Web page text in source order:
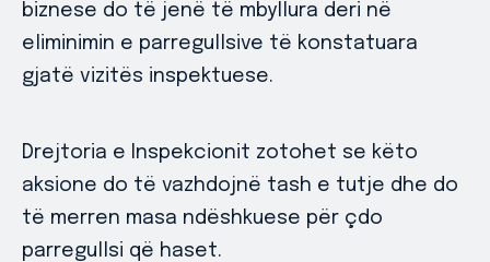
biznese do të jenë të mbyllura deri në
eliminimin e parregullsive të konstatuara
gjatë vizitës inspektuese.
Drejtoria e Inspekcionit zotohet se këto
aksione do të vazhdojnë tash e tutje dhe do
të merren masa ndëshkuese për çdo
parregullsi që haset.